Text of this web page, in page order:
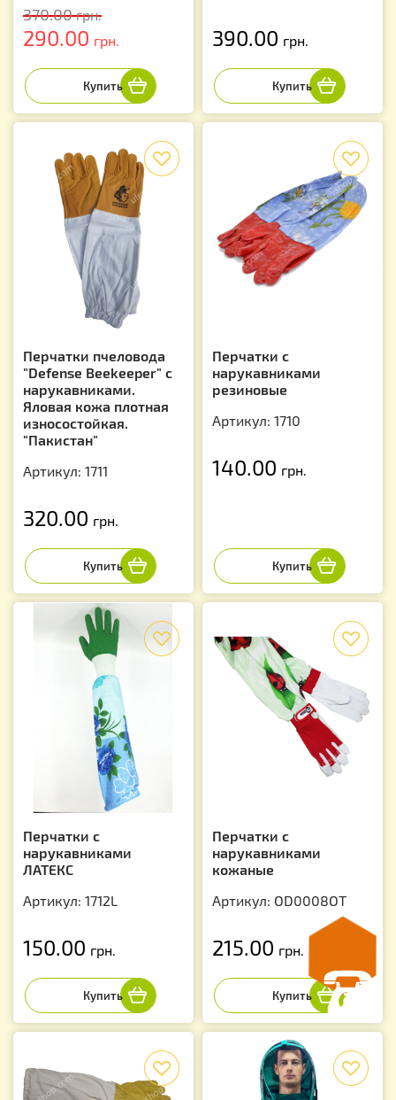
370.00грн.
290.00 грн. 390.00 грн.
Перчатки пчеловода
"Defense Beekeeper" с
нарукавниками.
Яловая кожа плотная
износостойкая.
"Пакистан"
Артикул: 1711
320.00 грн.
Перчатки с
нарукавниками
резиновые
Артикул: 1710
140.00 грн.
Перчатки с
нарукавниками
ЛАТЕКС
Артикул: 1712L
150.00 грн.
Перчатки с
нарукавниками
кожаные
Артикул: OD0008OT
215.00 грн.